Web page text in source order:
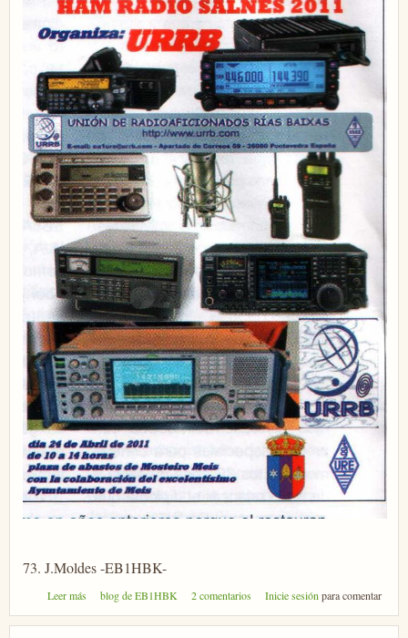
73. J.Moldes -EB1HBK-
Leer más sobre Ham Radio Salnes 2011
blog de EB1HBK 2 comentarios Inicie sesión para comentar